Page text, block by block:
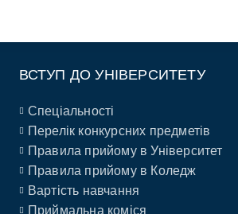
ВСТУП ДО УНІВЕРСИТЕТУ
Спеціальності
Перелік конкурсних предметів
Правила прийому в Університет
Правила прийому в Коледж
Вартість навчання
Приймальна коміся